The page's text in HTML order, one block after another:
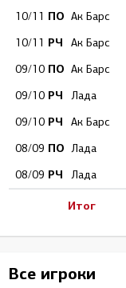
10/11 ПО Ак Барс
10/11 РЧ Ак Барс
09/10 ПО Ак Барс
09/10 РЧ Лада
09/10 РЧ Ак Барс
08/09 ПО Лада
08/09 РЧ Лада
Итог
Все игроки